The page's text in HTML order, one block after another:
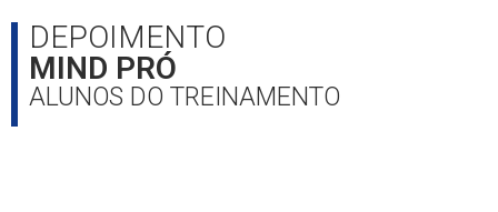
DEPOIMENTO
MIND PRÓ
ALUNOS DO TREINAMENTO